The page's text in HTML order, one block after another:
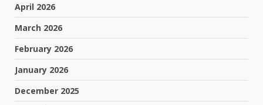
April 2026
March 2026
February 2026
January 2026
December 2025